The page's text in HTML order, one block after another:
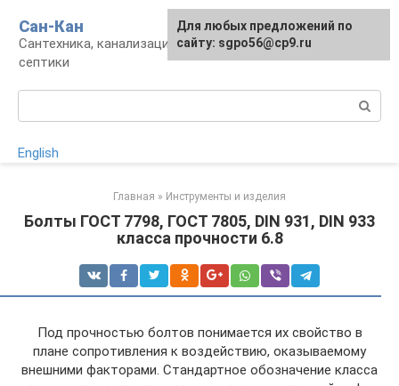
контенту
Сан-Кан
Сантехника, канализация, водопровод,
септики
English
Главная » Инструменты и изделия
Болты ГОСТ 7798, ГОСТ 7805, DIN 931, DIN 933
класса прочности 6.8
Под прочностью болтов понимается их свойство в
плане сопротивления к воздействию, оказываемому
внешними факторами. Стандартное обозначение класса
Для любых предложений по
сайту: sgpo56@cp9.ru